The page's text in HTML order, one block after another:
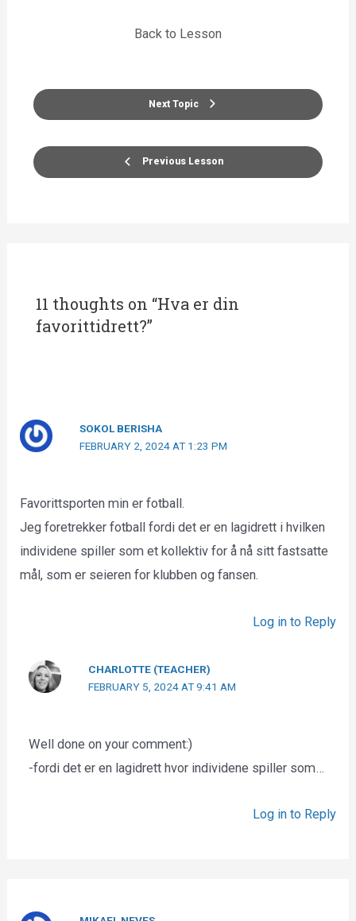
Previous Lesson
Back to Lesson
Next Topic
11 thoughts on “Hva er din
favorittidrett?”
SOKOL BERISHA
FEBRUARY 2, 2024 AT 1:23 PM
Favorittsporten min er fotball.
Jeg foretrekker fotball fordi det er en lagidrett i hvilken
individene spiller som et kollektiv for å nå sitt fastsatte
mål, som er seieren for klubben og fansen.
Log in to Reply
CHARLOTTE (TEACHER)
FEBRUARY 5, 2024 AT 9:41 AM
Well done on your comment:)
-fordi det er en lagidrett hvor individene spiller som…
Log in to Reply